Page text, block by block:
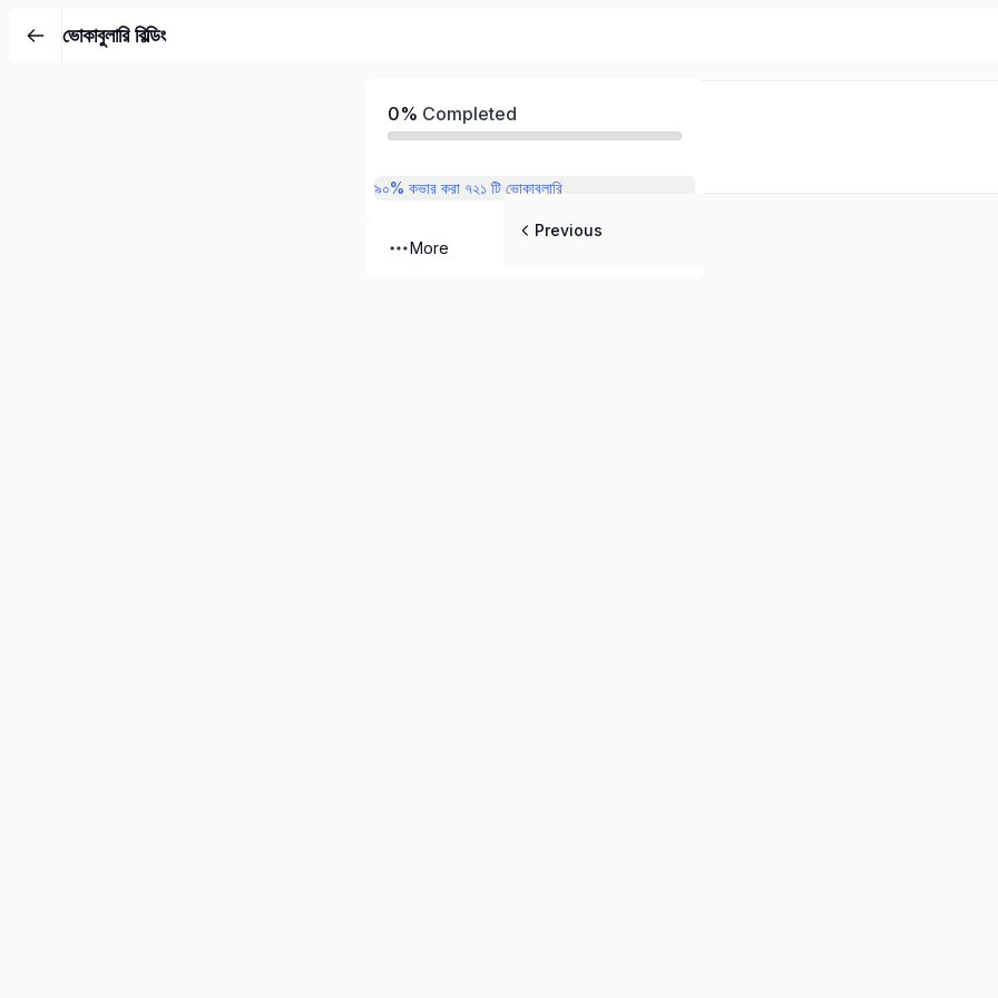
ভোকাবুলারি বিল্ডিং
0% Completed
৯০% কভার করা ৭২১ টি ভোকাবুলারি
More
Previous